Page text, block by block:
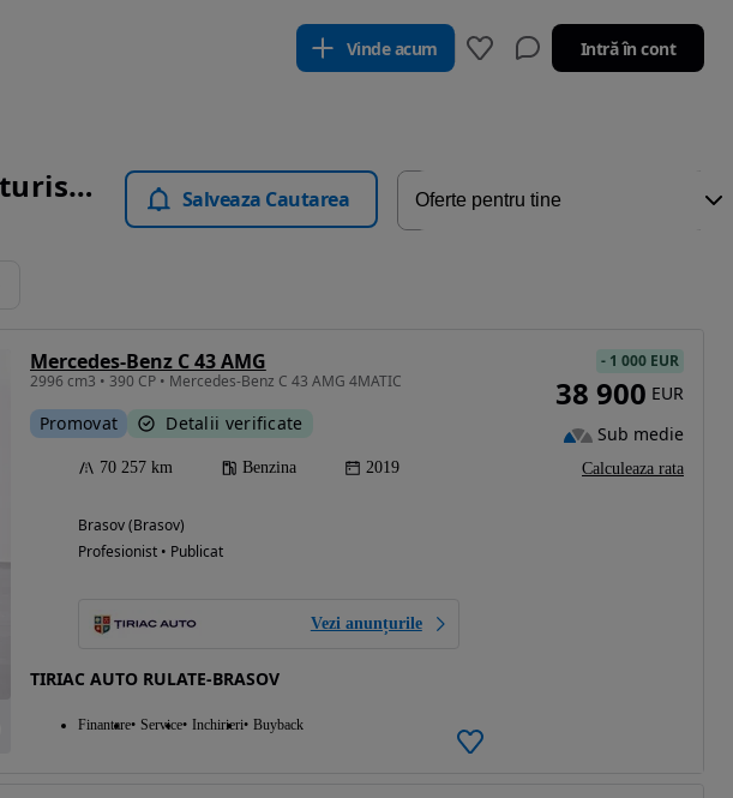
Vinde acum Intră în cont
Mercedes-Benz C 43 AMG - Autoturisme Salveaza Cautarea
Mercedes-Benz C 43 AMG
2996 cm3 • 390 CP • Mercedes-Benz C 43 AMG 4MATIC
Promovat Detalii verificate
70 257 km Benzina 2019
Brasov (Brasov)
Profesionist • Publicat
Vezi anunțurile
TIRIAC AUTO RULATE-BRASOV
Finantare Service Inchirieri Buyback
- 1 000 EUR
38 900 EUR
Sub medie
Calculeaza rata